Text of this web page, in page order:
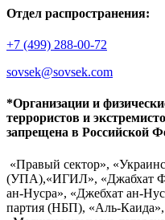
Отдел распространения:
+7 (499) 288-00-72
sovsek@sovsek.com
*Организации и
террористов и
запрещена в Российской
«Правый сектор»,
(УПА),«ИГИЛ», «Джабхат
ан-Нусра», «Джебхат ан-
партия (НБП), «Аль-